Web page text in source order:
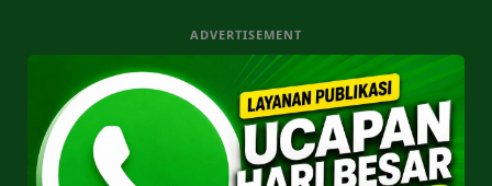
ADVERTISEMENT